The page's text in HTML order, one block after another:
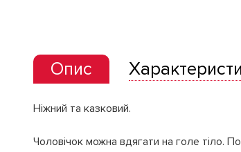
Опис
Ніжний та казковий.
Чоловічок можна вдягати на голе тіло.